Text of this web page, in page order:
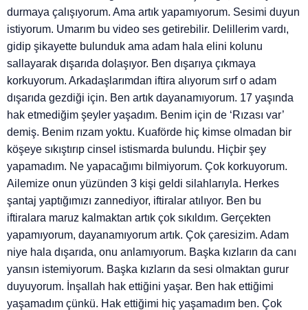
durmaya çalışıyorum. Ama artık yapamıyorum. Sesimi duyun
istiyorum. Umarım bu video ses getirebilir. Delillerim vardı,
gidip şikayette bulunduk ama adam hala elini kolunu
sallayarak dışarıda dolaşıyor. Ben dışarıya çıkmaya
korkuyorum. Arkadaşlarımdan iftira alıyorum sırf o adam
dışarıda gezdiği için. Ben artık dayanamıyorum. 17 yaşında
hak etmediğim şeyler yaşadım. Benim için de ‘Rızası var’
demiş. Benim rızam yoktu. Kuaförde hiç kimse olmadan bir
köşeye sıkıştırıp cinsel istismarda bulundu. Hiçbir şey
yapamadım. Ne yapacağımı bilmiyorum. Çok korkuyorum.
Ailemize onun yüzünden 3 kişi geldi silahlarıyla. Herkes
şantaj yaptığımızı zannediyor, iftiralar atılıyor. Ben bu
iftiralara maruz kalmaktan artık çok sıkıldım. Gerçekten
yapamıyorum, dayanamıyorum artık. Çok çaresizim. Adam
niye hala dışarıda, onu anlamıyorum. Başka kızların da canı
yansın istemiyorum. Başka kızların da sesi olmaktan gurur
duyuyorum. İnşallah hak ettiğini yaşar. Ben hak ettiğimi
yaşamadım çünkü. Hak ettiğimi hiç yaşamadım ben. Çok